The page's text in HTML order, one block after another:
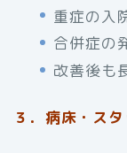
重症の入
合併症の
改善後も
３．病床・ス